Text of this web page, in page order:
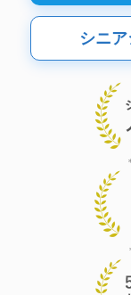
シニ